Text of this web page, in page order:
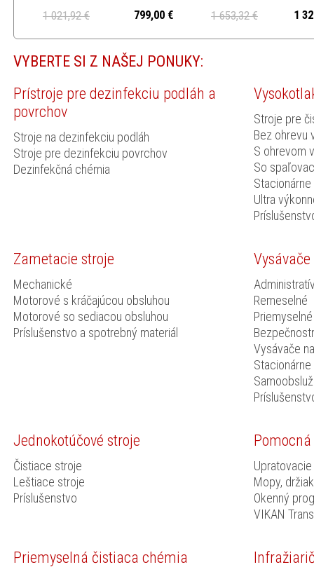
799,00 €
1 021,92 € 1
1 653,32 €
VYBERTE SI Z NAŠEJ PONUKY:
Prístroje pre dezinfekciu podláh a
povrchov
Stroje na dezinfekciu podláh
Stroje pre dezinfekciu povrchov
Dezinfekčná chémia
Stroje pre
Bez ohrevu
S ohrevom
So
Stacionárne
Ultra
Zametacie stroje
Mechanické
Motorové s kráčajúcou obsluhou
Motorové so sediacou obsluhou
Príslušenstvo a spotrebný materiál
Vysávače
Remeselné
Priemyselné
Vysávače
Stacionárne
Jednokotúčové stroje
Čistiace stroje
Leštiace stroje
Príslušenstvo
Mopy,
Okenný
VIKAN
Priemyselná čistiaca chémia